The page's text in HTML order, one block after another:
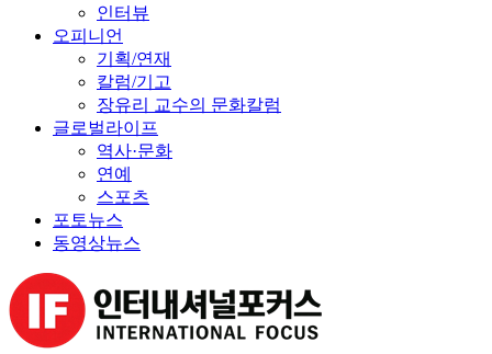
인터뷰
오피니언
기획/연재
칼럼/기고
장유리 교수의 문화칼럼
글로벌라이프
역사·문화
연예
스포츠
포토뉴스
동영상뉴스